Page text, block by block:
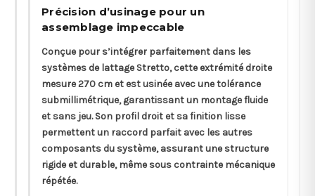
Précision d’usinage pour un
assemblage impeccable
Conçue pour s’intégrer parfaitement dans les
systèmes de lattage Stretto, cette extrémité droite
mesure 270 cm et est usinée avec une tolérance
submillimétrique, garantissant un montage fluide
et sans jeu. Son profil droit et sa finition lisse
permettent un raccord parfait avec les autres
composants du système, assurant une structure
rigide et durable, même sous contrainte mécanique
répétée.